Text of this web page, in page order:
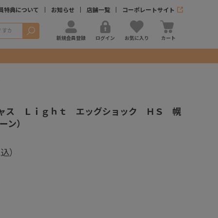
特典について お知らせ 店舗一覧 コーポレートサイト
検索
新規会員登録 ログイン お気に入り カート
ス Ｌｉｇｈｔ エッグショック ＨＳ 幌
ン）